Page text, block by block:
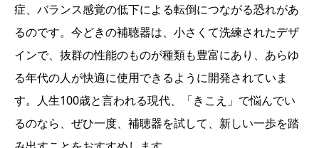
症、バランス感覚の低下による転倒につながる恐れがあ
るのです。今どきの補聴器は、小さくて洗練されたデザ
インで、抜群の性能のものが種類も豊富にあり、あらゆ
る年代の人が快適に使用できるように開発されていま
す。人生100歳と言われる現代、「きこえ」で悩んでい
るのなら、ぜひ一度、補聴器を試して、新しい一歩を踏